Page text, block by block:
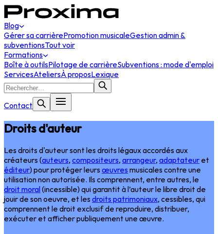
Blog
Gérer sa carrièrePromotion musicaleGestion admin &
subventionsTout voir
Formations
Boîte à outilsPilotage de carrièreSubventions : mode d'emploi
ServicesAteliersÀ proposLexique
Contact
Droits d'auteur
Les droits d'auteur sont les droits légaux accordés aux
créateurs (auteurs, compositeurs, arrangeur, adaptateur et
éditeur) pour protéger leursœuvres musicales contre une
utilisation non autorisée. Ils comprennent, entre autres, le
droit moral(incessible) qui garantit à l’auteur le libre droit de
jouir de son oeuvre, et lesdroits patrimoniaux, cessibles, qui
comprennent le droit exclusif de reproduire, distribuer,
exécuter et afficher publiquement une œuvre.